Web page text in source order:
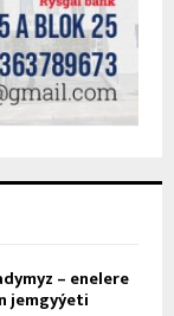
– enelere
jemgyýeti